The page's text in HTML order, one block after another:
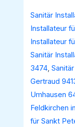
Sanitär
Installateur
Installateur
Sanitär
3474,
Gertraud
Umhausen
Feldkirchen
für Sankt